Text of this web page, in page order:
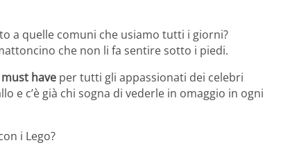
a quelle comuni che usiamo tutti i giorni?
che non li fa sentire sotto i piedi.
must have per tutti gli appassionati dei celebri
e c’è già chi sogna di vederle in omaggio in ogni
i Lego?